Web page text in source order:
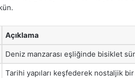
Açıklama
Deniz manzarası eşliğinde bisiklet
Tarihi yapıları keşfederek nostaljik